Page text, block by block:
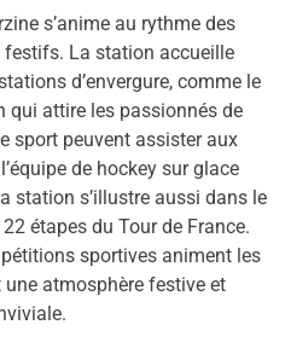
s’anime au rythme des
La station accueille
d’envergure, comme le
qui attire les passionnés de
sport peuvent assister aux
de hockey sur glace
station s’illustre aussi dans le
étapes du Tour de France.
sportives animent les
atmosphère festive et